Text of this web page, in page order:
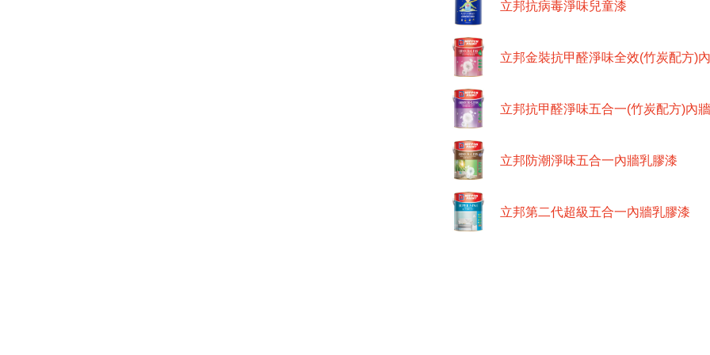
立邦抗病毒淨味兒童漆
立邦金裝抗甲醛淨味全效(竹炭配方)
立邦抗甲醛淨味五合一(竹炭配方)內
立邦防潮淨味五合一內牆乳膠漆
立邦第二代超級五合一內牆乳膠漆